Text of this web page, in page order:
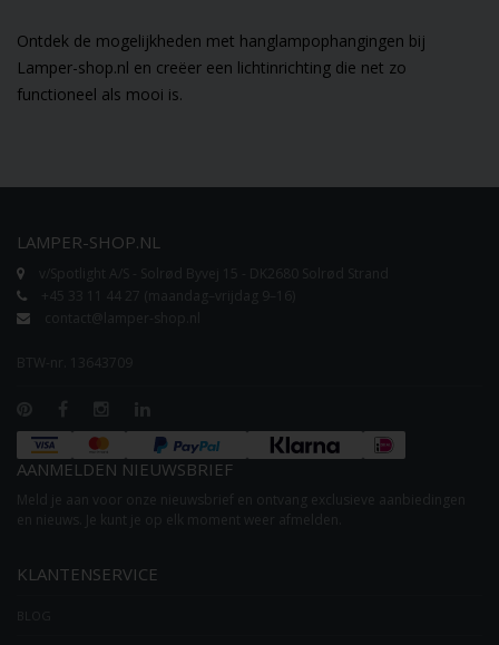
Ontdek de mogelijkheden met hanglampophangingen bij
Lamper-shop.nl en creëer een lichtinrichting die net zo
functioneel als mooi is.
LAMPER-SHOP.NL
AANMELDEN NIEUWSBRIEF
KLANTENSERVICE